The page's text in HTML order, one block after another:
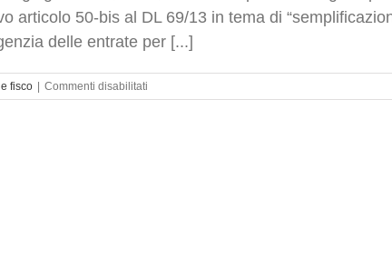
articolo 50-bis al DL 69/13 in tema di
delle entrate per [...]
fisco Commenti disabilitati
Le